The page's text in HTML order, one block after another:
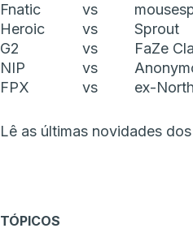
Fnatic
vs
Heroic
vs
Sprout
G2
vs
FaZe
NIP
vs
FPX
vs ex-North
Lê as últimas novidades dos
TÓPICOS